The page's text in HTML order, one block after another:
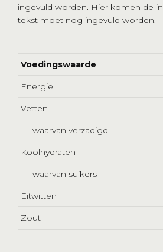
ingevuld worden. Hier komen de
tekst moet nog ingevuld worden.
Voedingswaarde
Energie
Vetten
waarvan verzadigd
Koolhydraten
waarvan suikers
Eitwitten
Zout